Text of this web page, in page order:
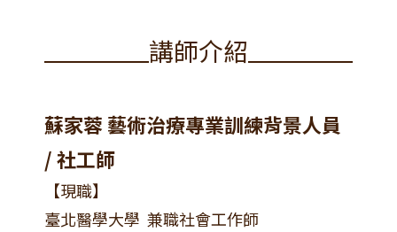
講師介紹
蘇家蓉 藝術治療專業訓練背景人員
/ 社工師
【現職】
臺北醫學大學 兼職社會工作師